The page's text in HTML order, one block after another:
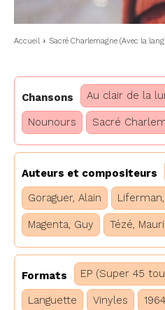
Accueil Sacré Charlemagne (Avec la
Chansons Au clair de la
Nounours Sacré
Auteurs et compositeurs
Goraguer, Alain
Magenta, Guy Tézé,
Formats EP (Super 45
Languette Vinyles 1964